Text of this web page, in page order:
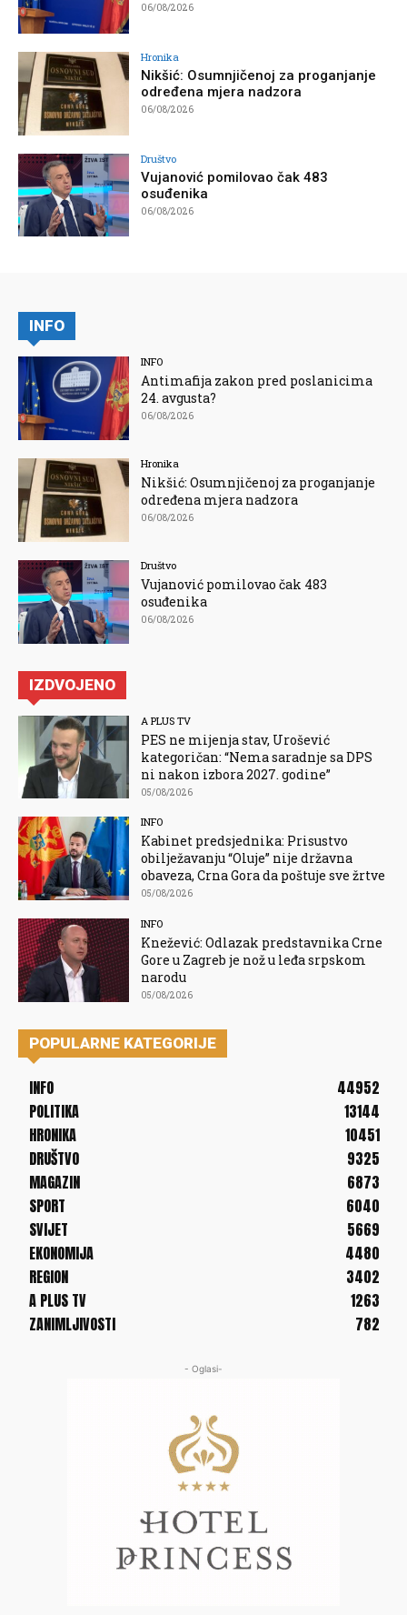
06/08/2026
Hronika
Nikšić: Osumnjičenoj za proganjanje
određena mjera nadzora
06/08/2026
Društvo
Vujanović pomilovao čak 483
osuđenika
06/08/2026
INFO
INFO
Antimafija zakon pred poslanicima
24. avgusta?
06/08/2026
Hronika
Nikšić: Osumnjičenoj za proganjanje
određena mjera nadzora
06/08/2026
Društvo
Vujanović pomilovao čak 483
osuđenika
06/08/2026
IZDVOJENO
A PLUS TV
PES ne mijenja stav, Urošević
kategoričan: “Nema saradnje sa DPS
ni nakon izbora 2027. godine”
05/08/2026
INFO
Kabinet predsjednika: Prisustvo
obilježavanju “Oluje” nije državna
obaveza, Crna Gora da poštuje sve žrtve
05/08/2026
INFO
Knežević: Odlazak predstavnika Crne
Gore u Zagreb je nož u leđa srpskom
narodu
05/08/2026
POPULARNE KATEGORIJE
INFO
44952
POLITIKA
13144
HRONIKA
10451
DRUŠTVO
9325
MAGAZIN
6873
SPORT
6040
SVIJET
5669
EKONOMIJA
4480
REGION
3402
A PLUS TV
1263
ZANIMLJIVOSTI
782
- Oglasi-